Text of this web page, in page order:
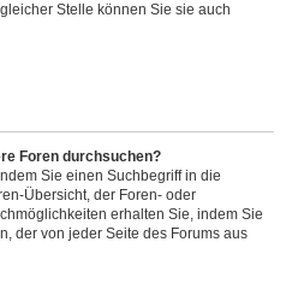
Stelle können Sie sie auch
Foren durchsuchen?
Sie einen Suchbegriff in die
Übersicht, der Foren- oder
erhalten Sie, indem Sie
der von jeder Seite des Forums aus